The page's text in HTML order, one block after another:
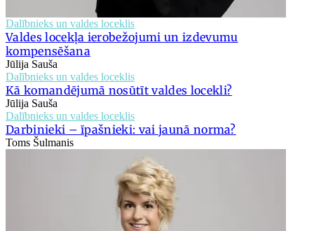
Dalībnieks un valdes loceklis
Valdes locekļa ierobežojumi un izdevumu
kompensēšana
Jūlija Sauša
Dalībnieks un valdes loceklis
Kā komandējumā nosūtīt valdes locekli?
Jūlija Sauša
Dalībnieks un valdes loceklis
Darbinieki – īpašnieki: vai jaunā norma?
Toms Šulmanis